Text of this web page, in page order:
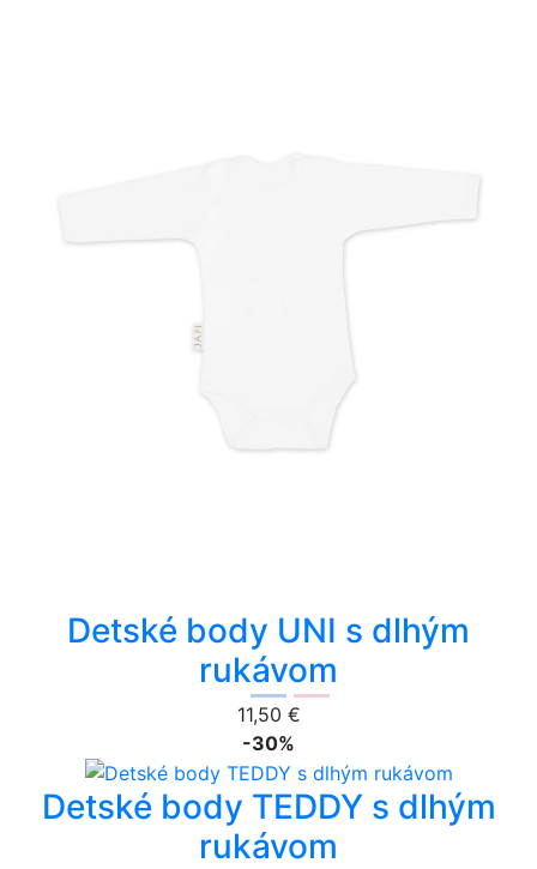
Detské body UNI s dlhým
rukávom
11,50 €
-30%
Detské body TEDDY s dlhým
rukávom